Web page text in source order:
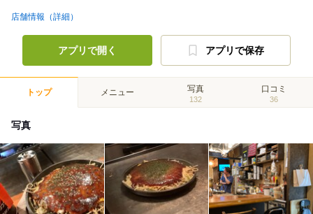
店舗情報（詳細）
アプリで開く アプリで保存
トップ メニュー 写真
132
口コミ
36
写真